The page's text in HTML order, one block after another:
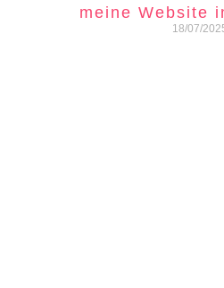
meine Website
18/07/